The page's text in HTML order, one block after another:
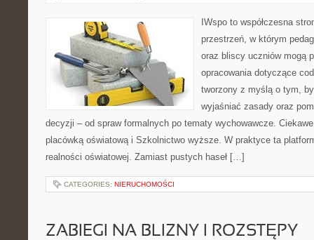
IWspo to współczesna
przestrzeń, w którym
oraz bliscy uczniów mogą
opracowania dotyczące
tworzony z myślą o tym,
wyjaśniać zasady oraz
decyzji – od spraw formalnych po tematy wychowawcze.
placówką oświatową i Szkolnictwo wyższe. W praktyce ta
realności oświatowej. Zamiast pustych haseł […]
CATEGORIES: NIERUCHOMOŚCI
ZABIEGI NA BLIZNY I ROZSTĘPY